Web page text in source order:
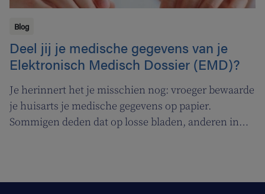
Blog
Deel jij je medische gegevens van je
Elektronisch Medisch Dossier (EMD)?
Je herinnert het je misschien nog: vroeger bewaarde
je huisarts je medische gegevens op papier.
Sommigen deden dat op losse bladen, anderen in
globaal medisch dossier (GMD). Wat is het verschil